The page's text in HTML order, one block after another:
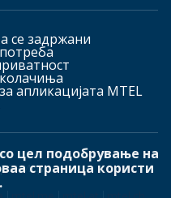
се задржани
апликацијата MTEL
цел подобрување на
страница користи